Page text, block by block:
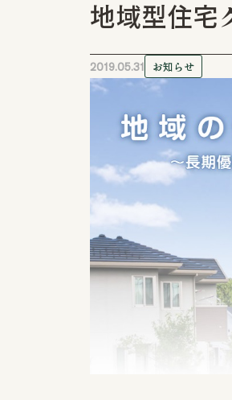
リフォーム / リノベーションなら
ハウジングシステム・トーア地域型住宅
2019.05.31 お知らせ